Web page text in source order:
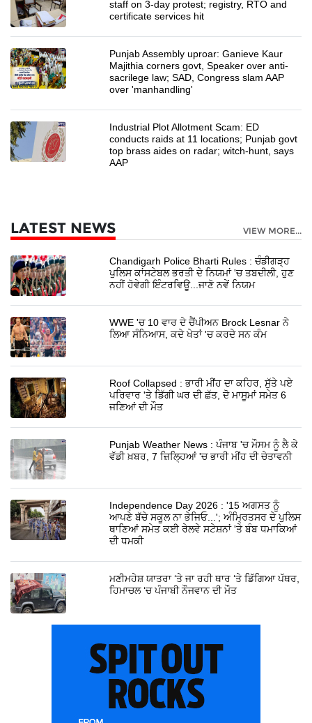
staff on 3-day protest; registry, RTO and
certificate services hit
Punjab Assembly uproar: Ganieve Kaur
Majithia corners govt, Speaker over anti-
sacrilege law; SAD, Congress slam AAP
over 'manhandling'
Industrial Plot Allotment Scam: ED
conducts raids at 11 locations; Punjab govt
top brass aides on radar; witch-hunt, says
AAP
LATEST NEWS VIEW MORE...
Chandigarh Police Bharti Rules : ਚੰਡੀਗੜ੍ਹ
ਪੁਲਿਸ ਕਾਂਸਟੇਬਲ ਭਰਤੀ ਦੇ ਨਿਯਮਾਂ 'ਚ ਤਬਦੀਲੀ, ਹੁਣ
ਨਹੀਂ ਹੋਵੇਗੀ ਇੰਟਰਵਿਊ...ਜਾਣੋ ਨਵੇਂ ਨਿਯਮ
WWE 'ਚ 10 ਵਾਰ ਦੇ ਚੈਂਪੀਅਨ Brock Lesnar ਨੇ
ਲਿਆ ਸੰਨਿਆਸ, ਕਦੇ ਖੇਤਾਂ 'ਚ ਕਰਦੇ ਸਨ ਕੰਮ
Roof Collapsed : ਭਾਰੀ ਮੀਂਹ ਦਾ ਕਹਿਰ, ਸੁੱਤੇ ਪਏ
ਪਰਿਵਾਰ 'ਤੇ ਡਿੱਗੀ ਘਰ ਦੀ ਛੱਤ, ਦੋ ਮਾਸੂਮਾਂ ਸਮੇਤ 6
ਜਣਿਆਂ ਦੀ ਮੌਤ
Punjab Weather News : ਪੰਜਾਬ 'ਚ ਮੌਸਮ ਨੂੰ ਲੈ ਕੇ
ਵੱਡੀ ਖ਼ਬਰ, 7 ਜ਼ਿਲ੍ਹਿਆਂ 'ਚ ਭਾਰੀ ਮੀਂਹ ਦੀ ਚੇਤਾਵਨੀ
Independence Day 2026 : '15 ਅਗਸਤ ਨੂੰ
ਆਪਣੇ ਬੱਚੇ ਸਕੂਲ ਨਾ ਭੇਜਿਓ...'; ਅੰਮ੍ਰਿਤਸਰ ਦੇ ਪੁਲਿਸ
ਥਾਣਿਆਂ ਸਮੇਤ ਕਈ ਰੇਲਵੇ ਸਟੇਸ਼ਨਾਂ 'ਤੇ ਬੰਬ ਧਮਾਕਿਆਂ
ਦੀ ਧਮਕੀ
ਮਣੀਮਹੇਸ਼ ਯਾਤਰਾ ‘ਤੇ ਜਾ ਰਹੀ ਥਾਰ ‘ਤੇ ਡਿੱਗਿਆ ਪੱਥਰ,
ਹਿਮਾਚਲ ‘ਚ ਪੰਜਾਬੀ ਨੌਜਵਾਨ ਦੀ ਮੌਤ